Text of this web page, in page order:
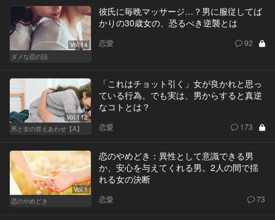
Vol.14
ダメな恋の話
彼氏に毎晩マッサージ…？男に服従してば
かりの30歳女の、恐るべき逆襲とは
恋愛 92
Vol.112
男と女の答えあわせ【A】
「これはチョット引く」女が良かれと思っ
ている行為。でも実は、男からすると真逆
なコトとは？
恋愛 173
Vol.1
恋のやめどき
恋のやめどき：異性として意識できる男
か、安心を与えてくれる男。2人の間で揺
れる女の決断
恋愛 73